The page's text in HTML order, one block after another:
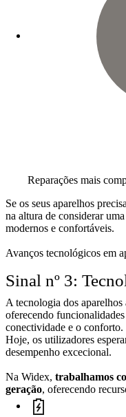
Reparações mais
Se os seus aparelhos
na altura de considerar
modernos e confortáveis.
Avanços tecnológicos em
Sinal nº 3:
A tecnologia dos
oferecendo
conectividade e o conforto.
Hoje, os utilizadores
desempenho excecional.
Na Widex, trabalhamos
geração, oferecendo